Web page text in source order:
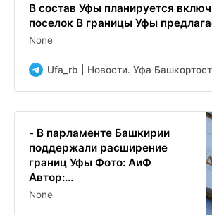
В состав Уфы планируется
поселок В границы Уфы
None
Ufa_rb | Новости. Уфа
- В парламенте Башкирии
поддержали расширение
границ Уфы Фото: АиФ
Автор:...
None